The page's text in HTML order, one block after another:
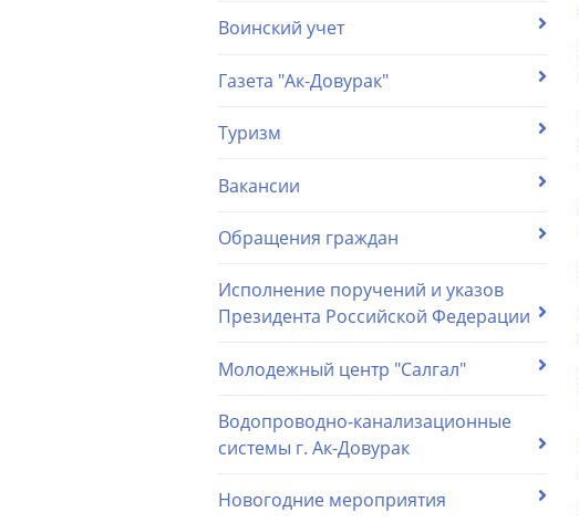
Воинский учет
Газета "Ак-Довурак"
Туризм
Вакансии
Обращения граждан
Исполнение поручений и указов
Президента Российской Федерации
Молодежный центр "Салгал"
Водопроводно-канализационные
системы г. Ак-Довурак
Новогодние мероприятия